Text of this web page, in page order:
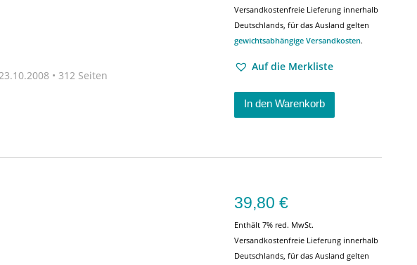
23.10.2008 • 312 Seiten
Versandkostenfreie Lieferung innerhalb
Deutschlands, für das Ausland gelten
gewichtsabhängige Versandkosten.
Auf die Merkliste
In den Warenkorb
39,80 €
Enthält 7% red. MwSt.
Versandkostenfreie Lieferung innerhalb
Deutschlands, für das Ausland gelten